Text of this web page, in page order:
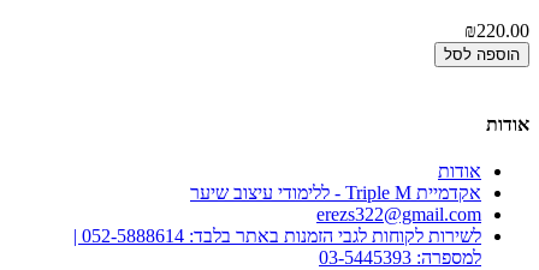
₪220.00
הוספה לסל
אודות
אודות
אקדמיית Triple M - ללימודי עיצוב שיער
erezs322@gmail.com
לשירות לקוחות לגבי הזמנות באתר בלבד: 052-5888614 |
למספרה: 03-5445393